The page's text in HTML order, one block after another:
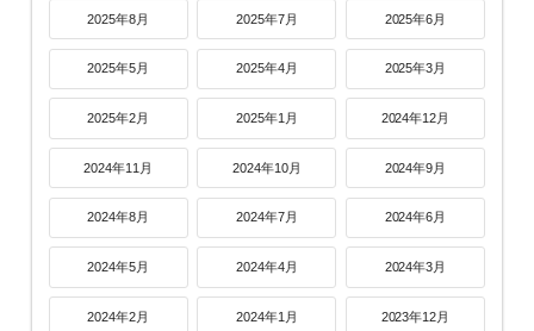
2025年8月 2025年7月 2025年6月
2025年5月 2025年4月 2025年3月
2025年2月 2025年1月 2024年12月
2024年11月 2024年10月 2024年9月
2024年8月 2024年7月 2024年6月
2024年5月 2024年4月 2024年3月
2024年2月 2024年1月 2023年12月